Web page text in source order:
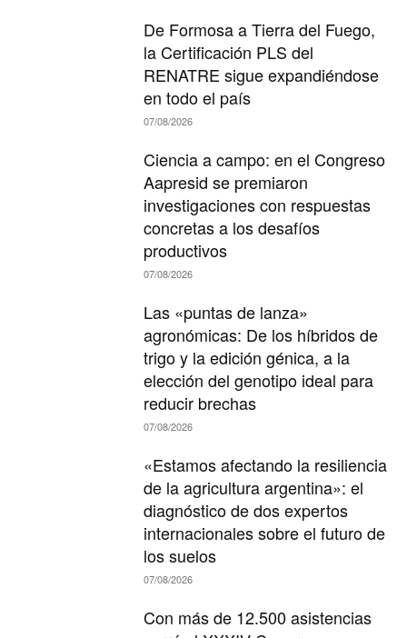
De Formosa a Tierra del Fuego,
la Certificación PLS del
RENATRE sigue expandiéndose
en todo el país
07/08/2026
Ciencia a campo: en el Congreso
Aapresid se premiaron
investigaciones con respuestas
concretas a los desafíos
productivos
07/08/2026
Las «puntas de lanza»
agronómicas: De los híbridos de
trigo y la edición génica, a la
elección del genotipo ideal para
reducir brechas
07/08/2026
«Estamos afectando la resiliencia
de la agricultura argentina»: el
diagnóstico de dos expertos
internacionales sobre el futuro de
los suelos
07/08/2026
Con más de 12.500 asistencias